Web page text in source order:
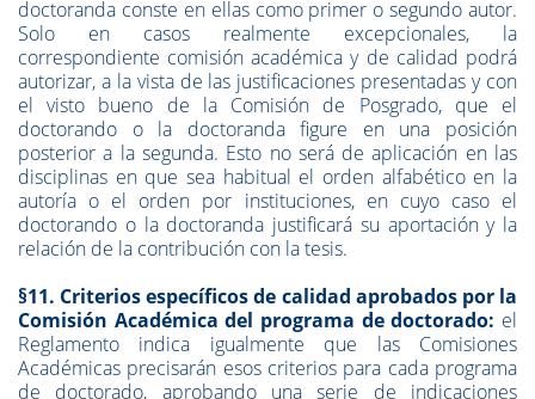
doctoranda conste en ellas como primer o segundo autor.
Solo en casos realmente excepcionales, la
correspondiente comisión académica y de calidad podrá
autorizar, a la vista de las justificaciones presentadas y con
el visto bueno de la Comisión de Posgrado, que el
doctorando o la doctoranda figure en una posición
posterior a la segunda. Esto no será de aplicación en las
disciplinas en que sea habitual el orden alfabético en la
autoría o el orden por instituciones, en cuyo caso el
doctorando o la doctoranda justificará su aportación y la
relación de la contribución con la tesis.
§11. Criterios específicos de calidad aprobados por la
Comisión Académica del programa de doctorado: el
Reglamento indica igualmente que las Comisiones
Académicas precisarán esos criterios para cada programa
de doctorado, aprobando una serie de indicaciones